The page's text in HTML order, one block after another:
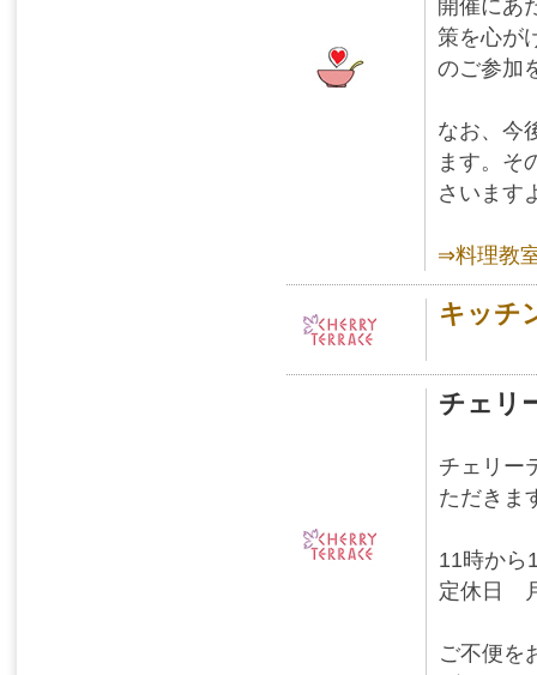
開催にあ
策を心が
のご参加
なお、今
ます。そ
さいます
⇒料理教
キッチ
チェリ
チェリー
ただきま
11時か
定休日
ご不便を